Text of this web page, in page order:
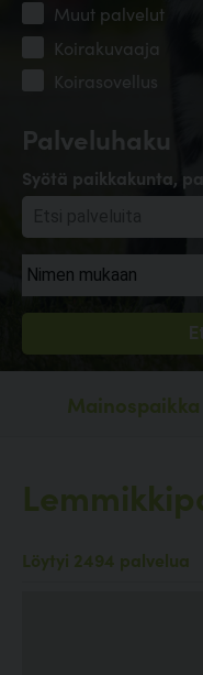
Palveluhaku
Syötä paikkakunta,
Muut palvelut
Koirakuvaaja
Koirasovellus
Löytyi 2494 palvelua